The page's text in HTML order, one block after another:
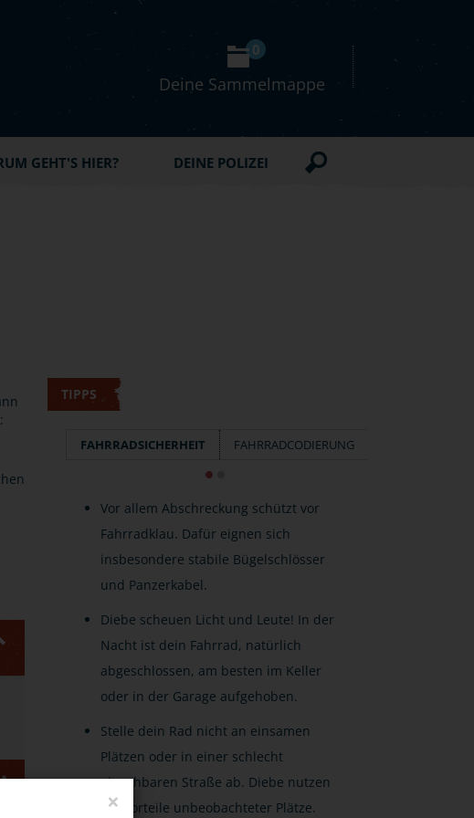
Deine Sammelmappe
0
GEHT'S HIER? DEINE POLIZEI
TIPPS
FAHRRADSICHERHEIT FAHRRADCODIERUNG
Vor allem Abschreckung schützt vor
Fahrradklau. Dafür eignen sich
insbesondere stabile Bügelschlösser
und Panzerkabel.
Diebe scheuen Licht und Leute! In der
Nacht ist dein Fahrrad, natürlich
abgeschlossen, am besten im Keller
oder in der Garage aufgehoben.
Stelle dein Rad nicht an einsamen
Plätzen oder in einer schlecht
einsehbaren Straße ab. Diebe nutzen
die Vorteile unbeobachteter Plätze.
×